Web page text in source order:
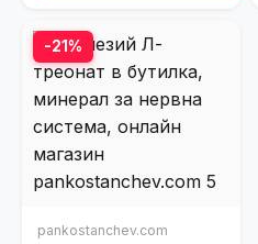
-21%
pankostanchev.com